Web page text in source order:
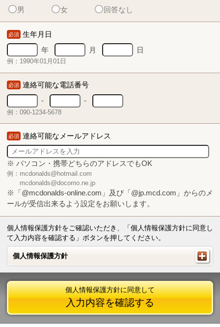
男
女 回答なし
必須 生年月日
年
月 日
例：1990年01月01日
必須 連絡可能な電話番号
-
-
例：090-1234-5678
必須 連絡可能なメールアドレス
※ パソコン・携帯どちらのアドレスでもOK
例：mcdonalds@hotmail.com
mcdonalds@docomo.ne.jp
※「@mcdonalds-online.com」及び「@jp.mcd.com」からのメ
ールが受信出来るよう設定をお願いします。
個人情報保護方針をご確認いただき、「個人情報保護方針に同意し
て入力内容を確認する」ボタンを押してください。
個人情報保護方針
個人情報保護方針
個人情報保護方針に同意して
入力内容を確認する